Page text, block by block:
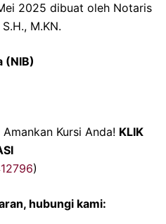
2025 dibuat oleh Notaris
M.KN.
(NIB)
Amankan Kursi Anda! KLIK
)
hubungi kami: